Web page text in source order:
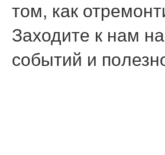
том, как
Заходите к нам
сοбытий и